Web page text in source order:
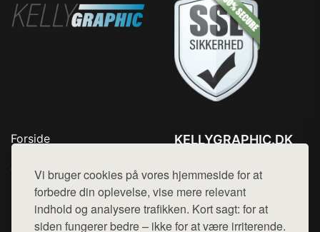
Vi bruger cookies på vores hjemmeside for at
forbedre din oplevelse, vise mere relevant
indhold og analysere trafikken. Kort sagt: for at
siden fungerer bedre – ikke for at være irriterende.
Forside
Top Rabatter
Blog
Kontakt
KELLYGRAPHIC.DK
Mail: hej@want.dk
Cookie- og privatlivspolitik